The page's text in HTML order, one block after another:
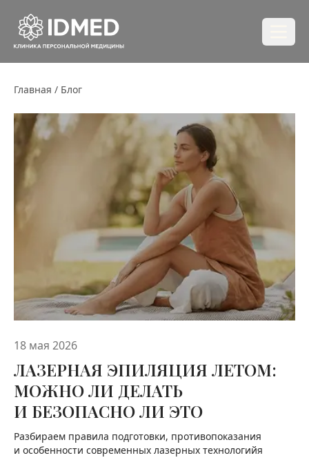
Главная / Блог
18 мая 2026
ЛАЗЕРНАЯ ЭПИЛЯЦИЯ ЛЕТОМ:
МОЖНО ЛИ ДЕЛАТЬ
И БЕЗОПАСНО ЛИ ЭТО
Разбираем правила подготовки, противопоказания
и особенности современных лазерных технологийя